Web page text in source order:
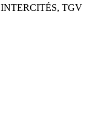
INTERCITÉS, TGV